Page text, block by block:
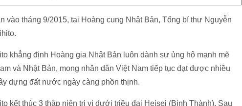
vào tháng 9/2015, tại Hoàng cung Nhật Bản, Tổng bí thư Nguyễn
khẳng định Hoàng gia Nhật Bản luôn dành sự ủng hộ mạnh mẽ
và Nhật Bản, mong nhân dân Việt Nam tiếp tục đạt được nhiều
dựng đất nước ngày càng phồn thịnh.
kết thúc 3 thập niên trị vì dưới triều đại Heisei (Bình Thành). Sau